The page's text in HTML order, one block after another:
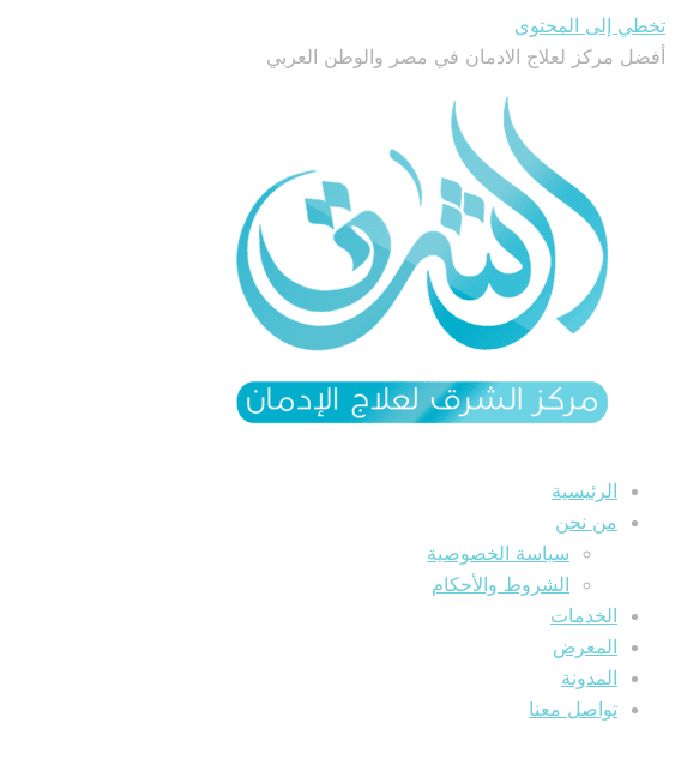
تخطي إلى المحتوى
أفضل مركز لعلاج الادمان في مصر والوطن العربي
الرئيسية
من نحن
سياسة الخصوصية
الشروط والأحكام
الخدمات
المعرض
المدونة
تواصل معنا